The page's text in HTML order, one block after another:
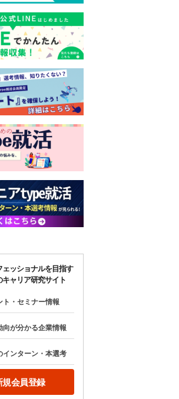
ェッショナルを目指す
ャリア研究サイト
ト・セミナー情報
向が分かる企業情報
インターン・本選考
規会員登録